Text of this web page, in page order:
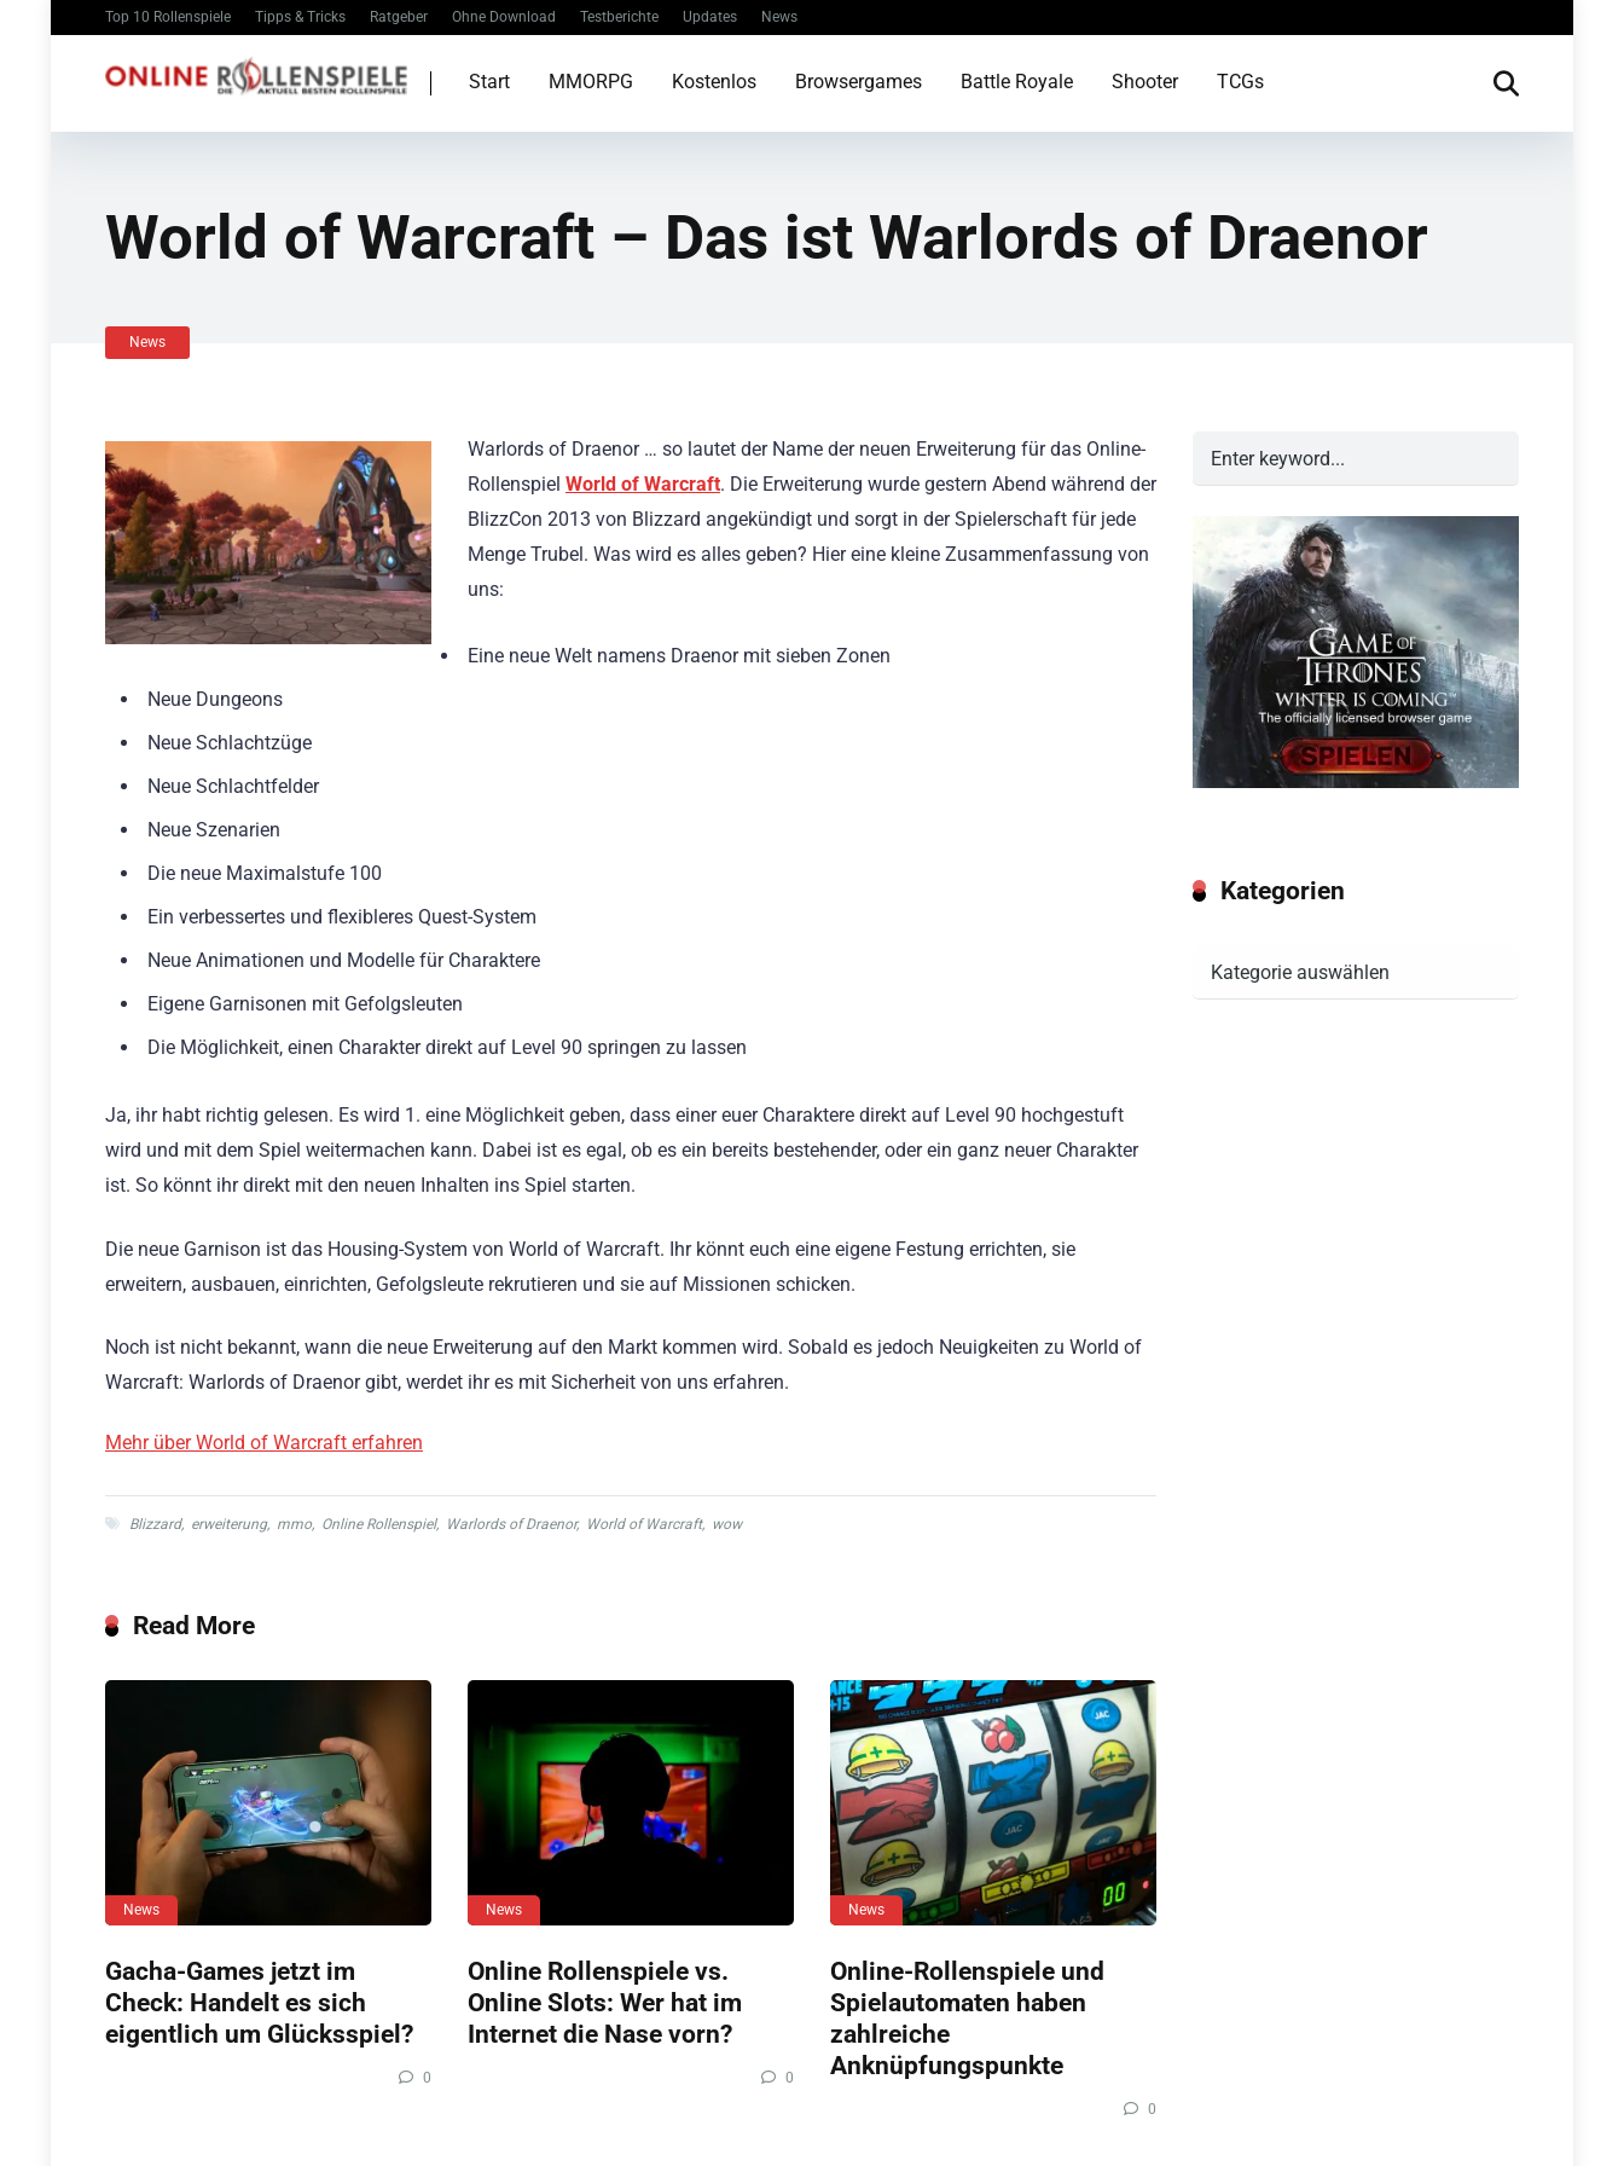
Top 10 Rollenspiele Tipps & Tricks Ratgeber Ohne Download Testberichte Updates News
Start MMORPG Kostenlos Browsergames Battle Royale Shooter TCGs
World of Warcraft – Das ist Warlords of Draenor
News
Warlords of Draenor … so lautet der Name der neuen Erweiterung für das Online-
Rollenspiel World of Warcraft. Die Erweiterung wurde gestern Abend während der
BlizzCon 2013 von Blizzard angekündigt und sorgt in der Spielerschaft für jede
Menge Trubel. Was wird es alles geben? Hier eine kleine Zusammenfassung von
uns:
Eine neue Welt namens Draenor mit sieben Zonen
Neue Dungeons
Neue Schlachtzüge
Neue Schlachtfelder
Neue Szenarien
Die neue Maximalstufe 100
Ein verbessertes und flexibleres Quest-System
Neue Animationen und Modelle für Charaktere
Eigene Garnisonen mit Gefolgsleuten
Die Möglichkeit, einen Charakter direkt auf Level 90 springen zu lassen
Ja, ihr habt richtig gelesen. Es wird 1. eine Möglichkeit geben, dass einer euer Charaktere direkt auf Level 90 hochgestuft
wird und mit dem Spiel weitermachen kann. Dabei ist es egal, ob es ein bereits bestehender, oder ein ganz neuer Charakter
ist. So könnt ihr direkt mit den neuen Inhalten ins Spiel starten.
Die neue Garnison ist das Housing-System von World of Warcraft. Ihr könnt euch eine eigene Festung errichten, sie
erweitern, ausbauen, einrichten, Gefolgsleute rekrutieren und sie auf Missionen schicken.
Noch ist nicht bekannt, wann die neue Erweiterung auf den Markt kommen wird. Sobald es jedoch Neuigkeiten zu World of
Warcraft: Warlords of Draenor gibt, werdet ihr es mit Sicherheit von uns erfahren.
Mehr über World of Warcraft erfahren
Blizzard, erweiterung, mmo, Online Rollenspiel, Warlords of Draenor, World of Warcraft, wow
Read More
News
Gacha-Games jetzt im
Check: Handelt es sich
eigentlich um Glücksspiel?
0
News
Online Rollenspiele vs.
Online Slots: Wer hat im
Internet die Nase vorn?
0
News
Online-Rollenspiele und
Spielautomaten haben
zahlreiche
Anknüpfungspunkte
0
Kategorien